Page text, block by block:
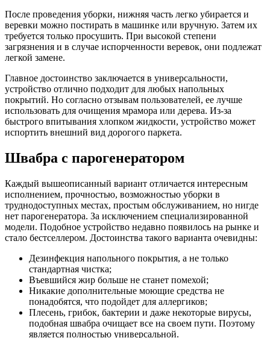
После проведения уборки, нижняя часть легко убирается и
веревки можно постирать в машинке или вручную. Затем их
требуется только просушить. При высокой степени
загрязнения и в случае испорченности веревок, они подлежат
легкой замене.
Главное достоинство заключается в универсальности,
устройство отлично подходит для любых напольных
покрытий. Но согласно отзывам пользователей, ее лучше
использовать для очищения мрамора или дерева. Из-за
быстрого впитывания хлопком жидкости, устройство может
испортить внешний вид дорогого паркета.
Швабра с парогенератором
Каждый вышеописанный вариант отличается интересным
исполнением, прочностью, возможностью уборки в
труднодоступных местах, простым обслуживанием, но нигде
нет парогенератора. За исключением специализированной
модели. Подобное устройство недавно появилось на рынке и
стало бестселлером. Достоинства такого варианта очевидны:
Дезинфекция напольного покрытия, а не только
стандартная чистка;
Въевшийся жир больше не станет помехой;
Никакие дополнительные моющие средства не
понадобятся, что подойдет для аллергиков;
Плесень, грибок, бактерии и даже некоторые вирусы,
подобная швабра очищает все на своем пути. Поэтому
является полностью универсальной.